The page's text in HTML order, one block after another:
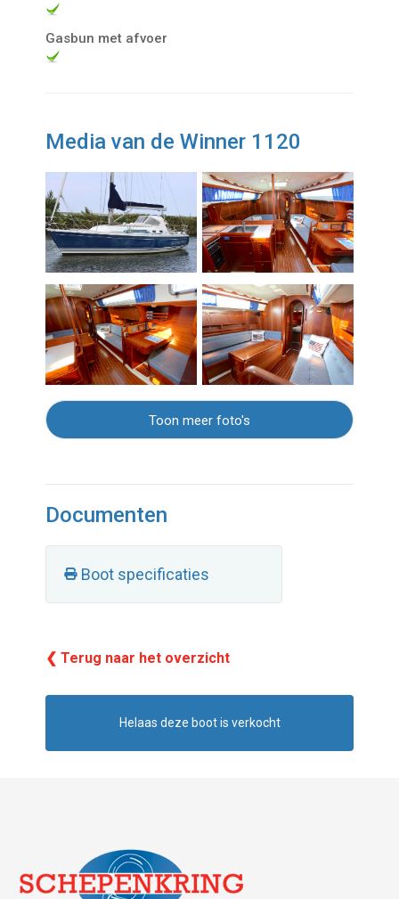
Gasbun met afvoer
Media van de Winner 1120
Toon meer foto's
Documenten
Boot specificaties
❮ Terug naar het overzicht
Helaas deze boot is verkocht